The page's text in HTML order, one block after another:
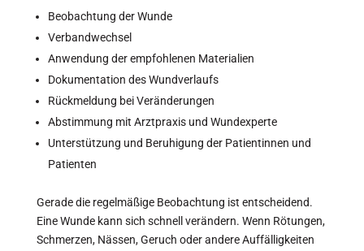
Beobachtung der Wunde
Verbandwechsel
Anwendung der empfohlenen Materialien
Dokumentation des Wundverlaufs
Rückmeldung bei Veränderungen
Abstimmung mit Arztpraxis und Wundexperte
Unterstützung und Beruhigung der Patientinnen und
Patienten
Gerade die regelmäßige Beobachtung ist entscheidend.
Eine Wunde kann sich schnell verändern. Wenn Rötungen,
Schmerzen, Nässen, Geruch oder andere Auffälligkeiten